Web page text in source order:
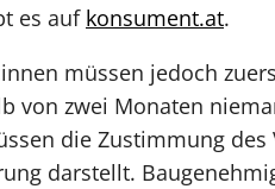
es auf konsument.at.
müssen jedoch
von zwei Monaten
die Zustimmung
darstellt.